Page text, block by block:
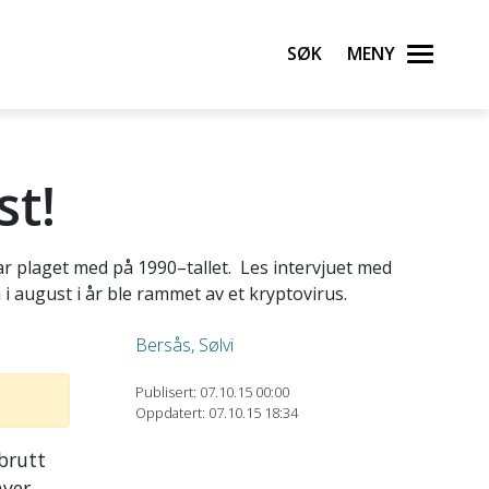
Søk Meny
plaget med på 1990–tallet. Les intervjuet med
i år ble rammet av et kryptovirus.
Bersås, Sølvi
Publisert: 07.10.15 00:00
Oppdatert: 07.10.15 18:34